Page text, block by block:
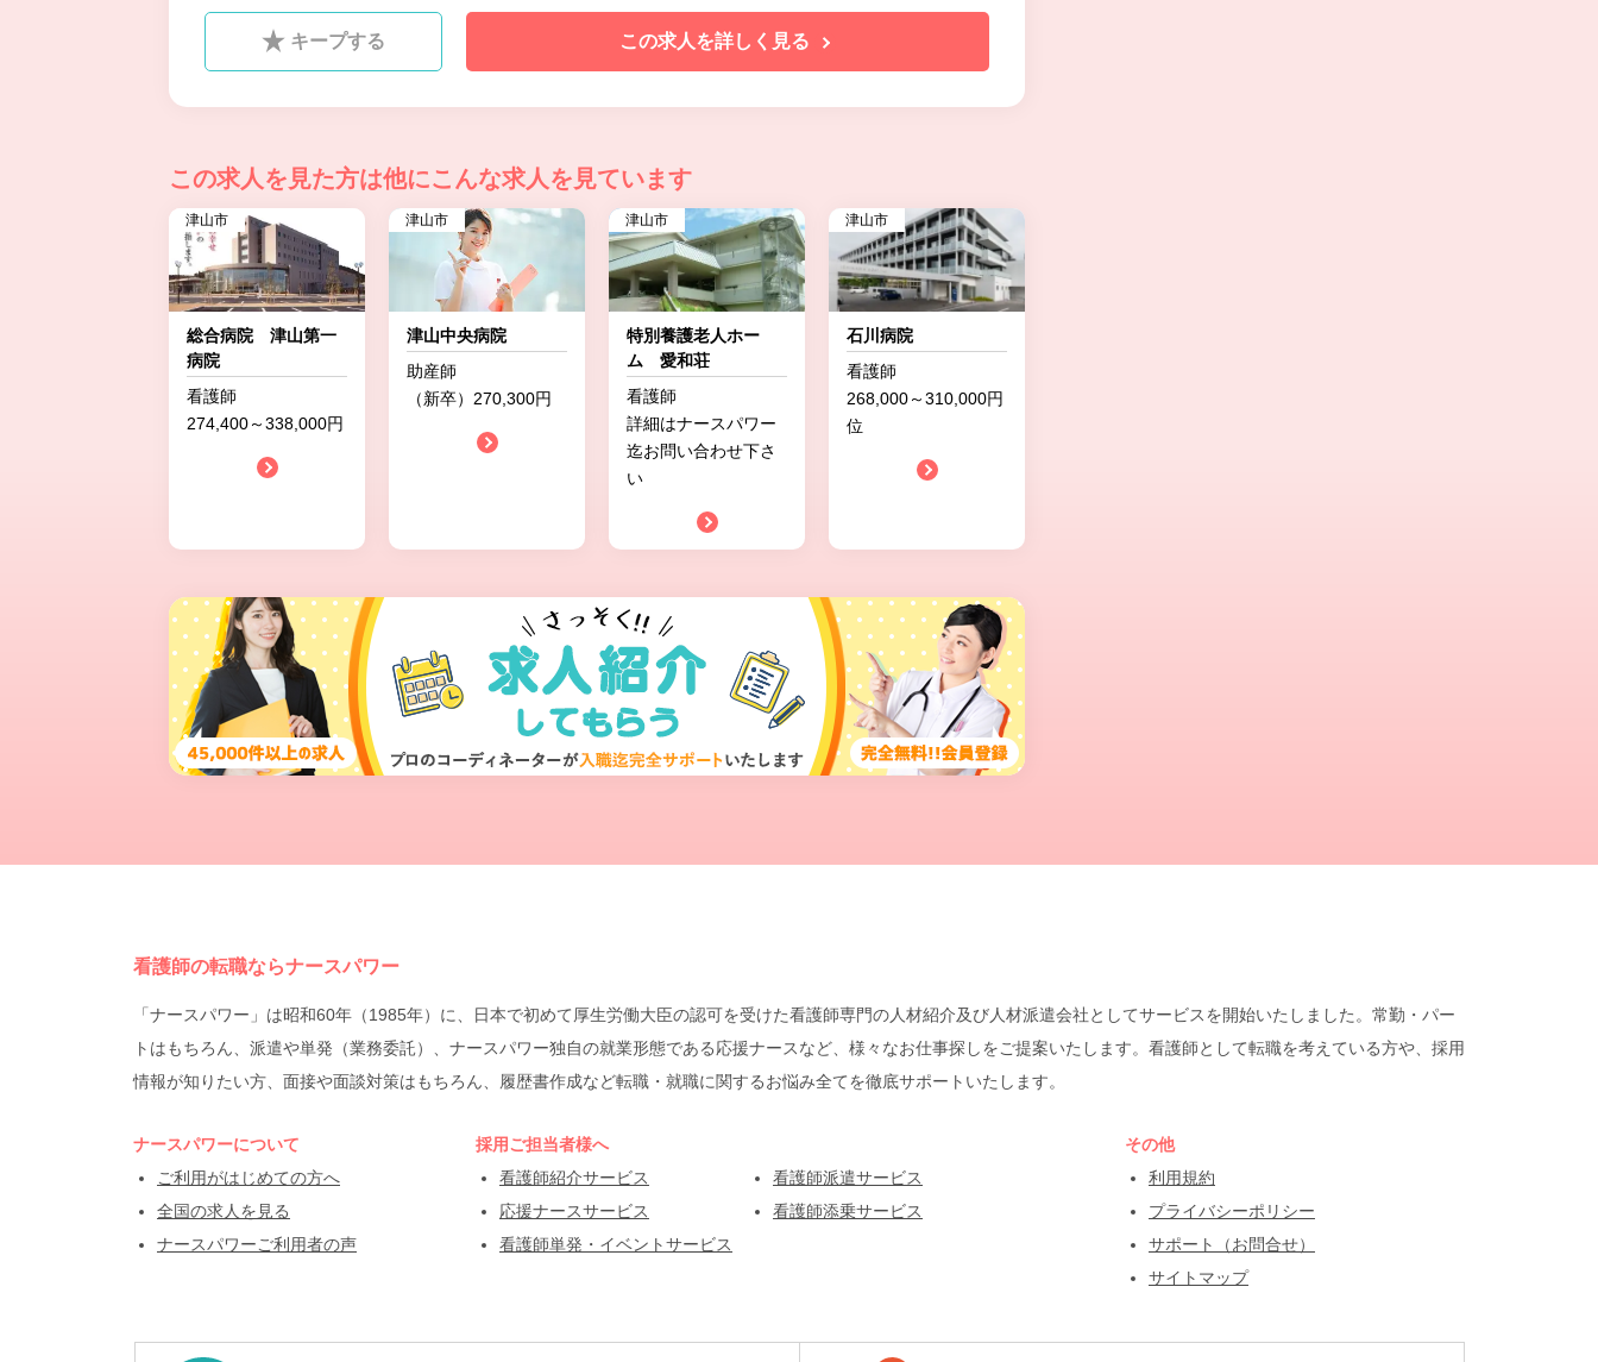
キープする この求人を詳しく見る
この求人を見た方は他にこんな求人を見ています
津山市
総合病院 津山第一
病院
看護師
274,400～338,000円
津山市
津山中央病院
助産師
（新卒）270,300円
津山市
特別養護老人ホー
ム 愛和荘
看護師
詳細はナースパワー
迄お問い合わせ下さ
い
津山市
石川病院
看護師
268,000～310,000円
位
看護師の転職ならナースパワー
「ナースパワー」は昭和60年（1985年）に、日本で初めて厚生労働大臣の認可を受けた看護師専門の人材紹介及び人材派遣会社としてサービスを開始いたしました。常勤・パー
トはもちろん、派遣や単発（業務委託）、ナースパワー独自の就業形態である応援ナースなど、様々なお仕事探しをご提案いたします。看護師として転職を考えている方や、採用
情報が知りたい方、面接や面談対策はもちろん、履歴書作成など転職・就職に関するお悩み全てを徹底サポートいたします。
ナースパワーについて
ご利用がはじめての方へ
全国の求人を見る
ナースパワーご利用者の声
採用ご担当者様へ
看護師紹介サービス
応援ナースサービス
看護師単発・イベントサービス
看護師派遣サービス
看護師添乗サービス
その他
利用規約
プライバシーポリシー
サポート（お問合せ）
サイトマップ